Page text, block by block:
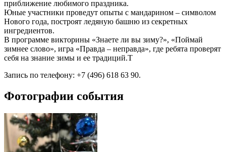
приближение любимого праздника.
Юные участники проведут опыты с мандарином – символом
Нового года, построят ледяную башню из секретных
ингредиентов.
В программе викторины «Знаете ли вы зиму?», «Поймай
зимнее слово», игра «Правда – неправда», где ребята проверят
себя на знание зимы и ее традиций.Т
Запись по телефону: +7 (496) 618 63 90.
Фотографии события